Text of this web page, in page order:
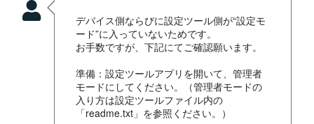
デバイス側ならびに設定ツール側が“設定モ
ード”に入っていないためです。
お手数ですが、下記にてご確認願います。
準備：設定ツールアプリを開いて、管理者
モードにしてください。（管理者モードの
入り方は設定ツールファイル内の
「readme.txt」を参照ください。）